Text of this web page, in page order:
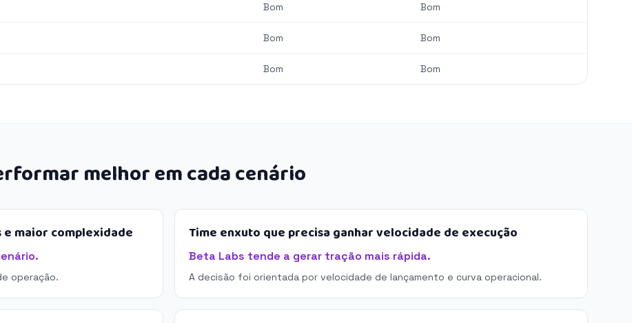
Bom Bom
Bom Bom
Bom Bom
melhor em cada cenário
maior complexidade
operação.
Time enxuto que precisa ganhar velocidade de execução
Beta Labs tende a gerar tração mais rápida.
A decisão foi orientada por velocidade de lançamento e curva operacional.